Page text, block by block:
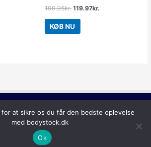
199.95kr. 119.97kr.
KØB NU
© 2026 Bodystock
at sikre os du får den bedste oplevelse
med bodystock.dk
Ok